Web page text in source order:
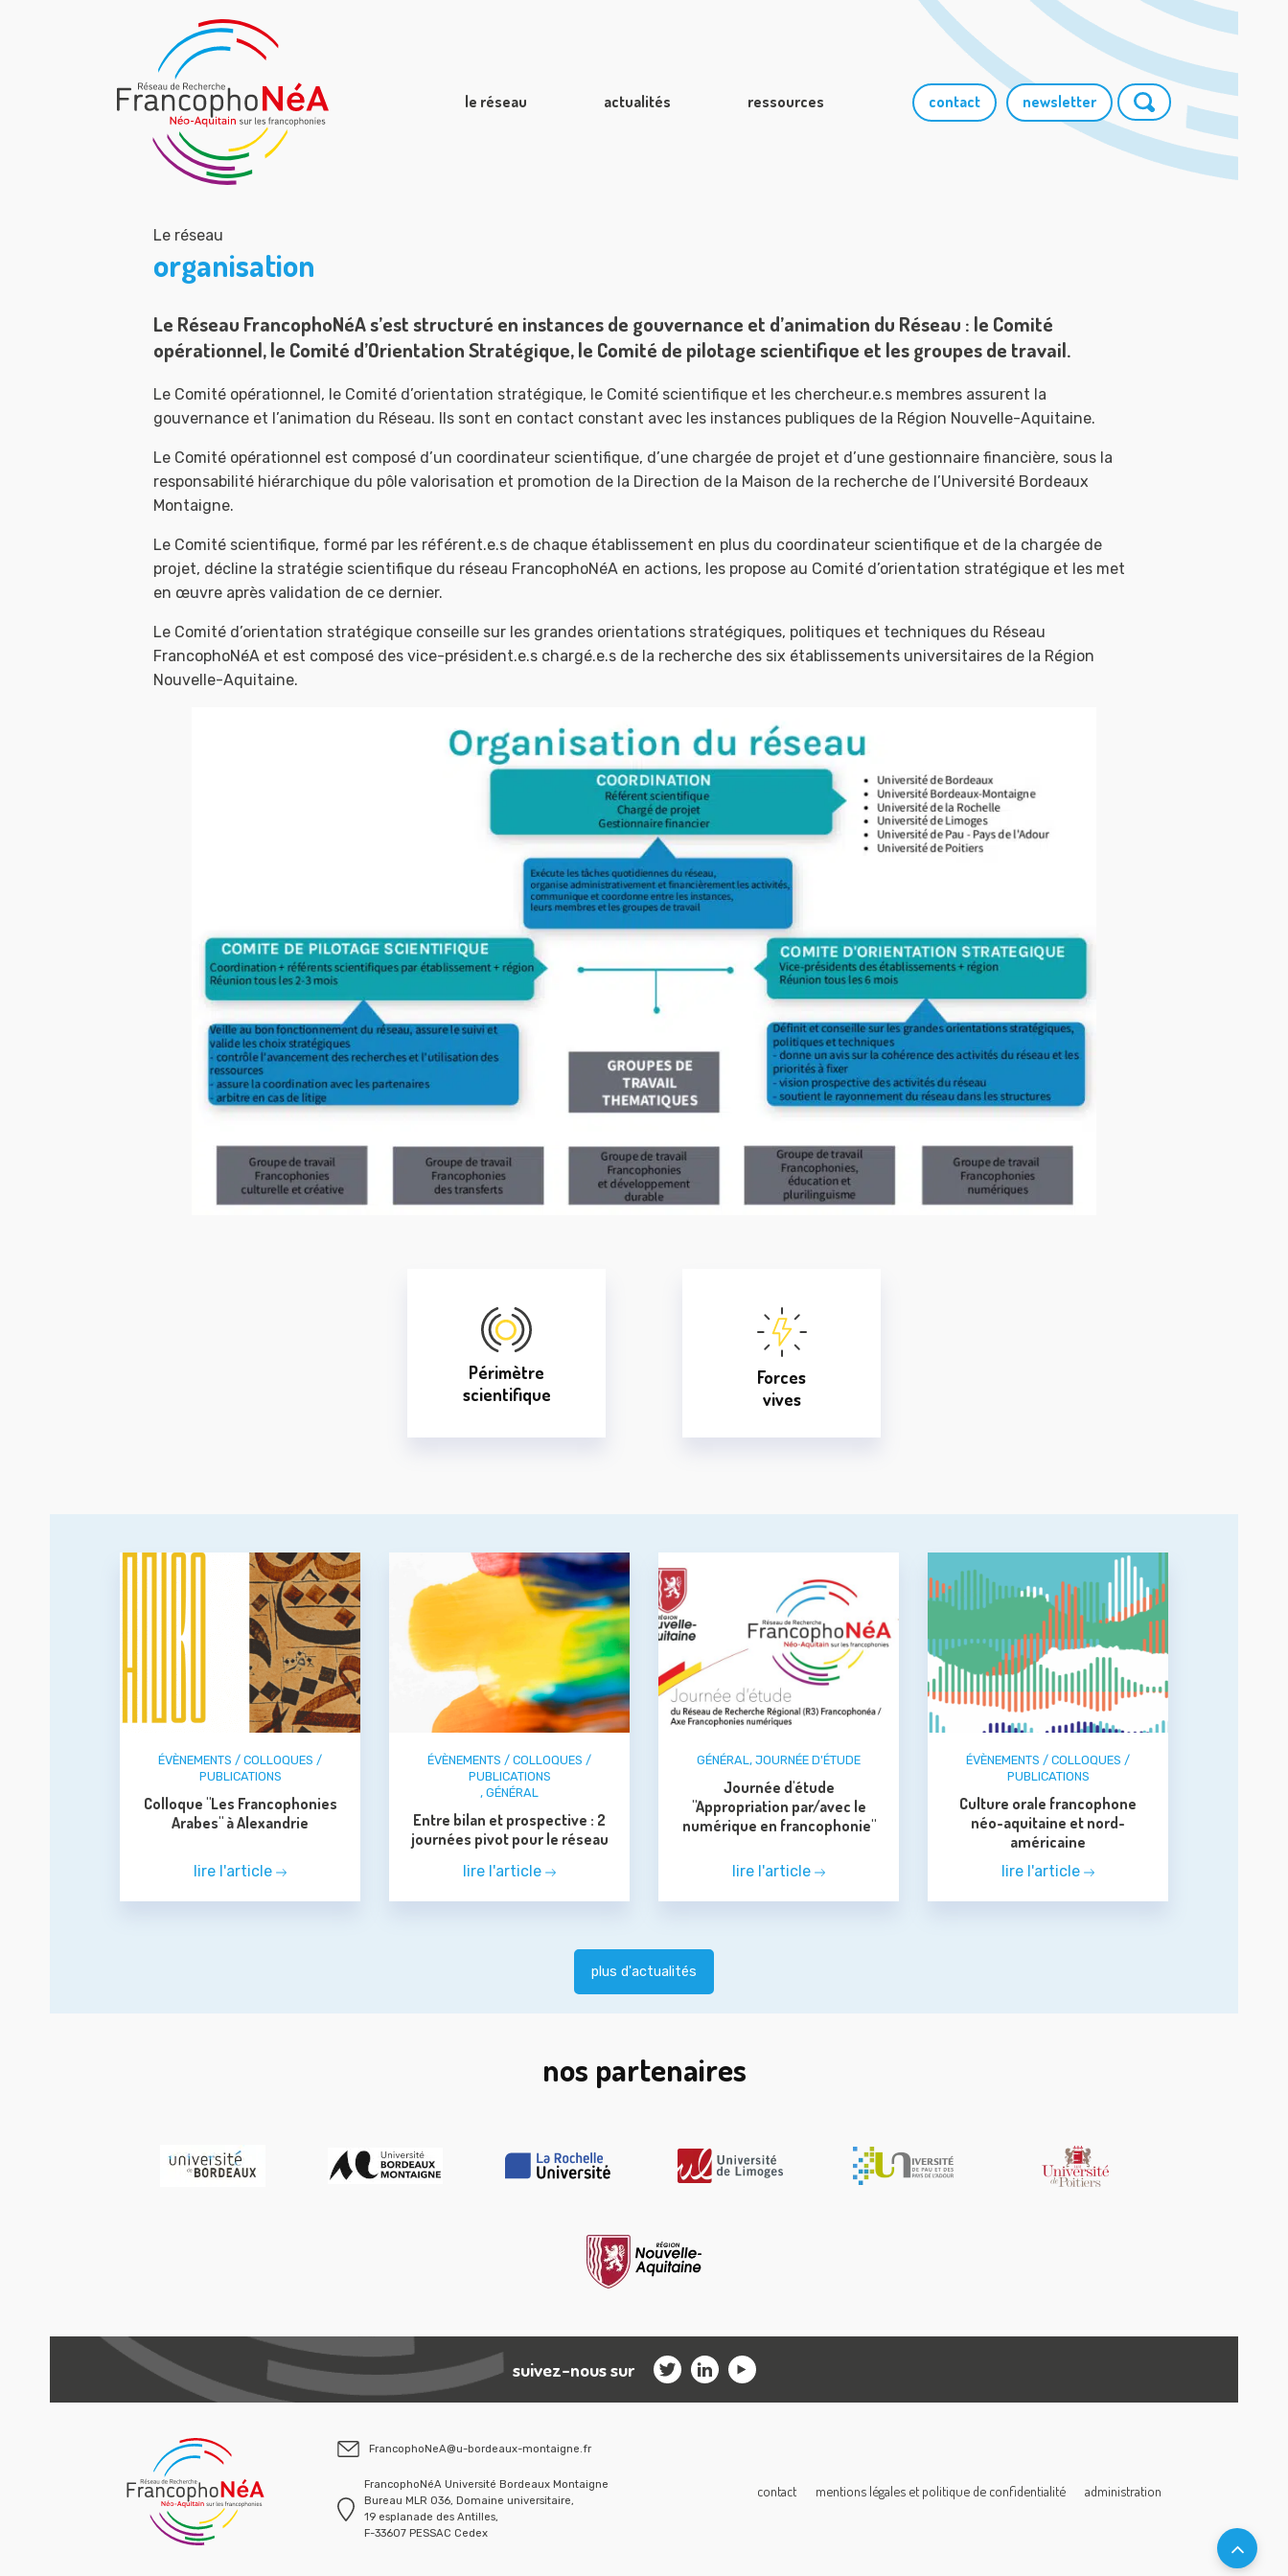
le réseau actualités ressources contact newsletter
Le réseau
organisation
Le Réseau FrancophoNéA s’est structuré en instances de gouvernance et d’animation du Réseau : le Comité
opérationnel, le Comité d’Orientation Stratégique, le Comité de pilotage scientifique et les groupes de travail.
Le Comité opérationnel, le Comité d’orientation stratégique, le Comité scientifique et les chercheur.e.s membres assurent la
gouvernance et l’animation du Réseau. Ils sont en contact constant avec les instances publiques de la Région Nouvelle-Aquitaine.
Le Comité opérationnel est composé d’un coordinateur scientifique, d’une chargée de projet et d’une gestionnaire financière, sous la
responsabilité hiérarchique du pôle valorisation et promotion de la Direction de la Maison de la recherche de l’Université Bordeaux
Montaigne.
Le Comité scientifique, formé par les référent.e.s de chaque établissement en plus du coordinateur scientifique et de la chargée de
projet, décline la stratégie scientifique du réseau FrancophoNéA en actions, les propose au Comité d’orientation stratégique et les met
en œuvre après validation de ce dernier.
Le Comité d’orientation stratégique conseille sur les grandes orientations stratégiques, politiques et techniques du Réseau
FrancophoNéA et est composé des vice-président.e.s chargé.e.s de la recherche des six établissements universitaires de la Région
Nouvelle-Aquitaine.
Périmètre
scientifique
Forces
vives
ÉVÈNEMENTS / COLLOQUES /
PUBLICATIONS
Colloque "Les Francophonies
Arabes" à Alexandrie
lire l'article
ÉVÈNEMENTS / COLLOQUES /
PUBLICATIONS
, GÉNÉRAL
Entre bilan et prospective : 2
journées pivot pour le réseau
lire l'article
GÉNÉRAL, JOURNÉE D'ÉTUDE
Journée d'étude
"Appropriation par/avec le
numérique en francophonie"
lire l'article
ÉVÈNEMENTS / COLLOQUES /
PUBLICATIONS
Culture orale francophone
néo-aquitaine et nord-
américaine
lire l'article
plus d'actualités
nos partenaires
suivez-nous sur
FrancophoNeA@u-bordeaux-montaigne.fr
FrancophoNéA Université Bordeaux Montaigne
Bureau MLR 036, Domaine universitaire,
19 esplanade des Antilles,
F-33607 PESSAC Cedex
contact mentions légales et politique de confidentialité administration